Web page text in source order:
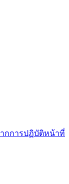
กการปฏิบัติหน้าที่